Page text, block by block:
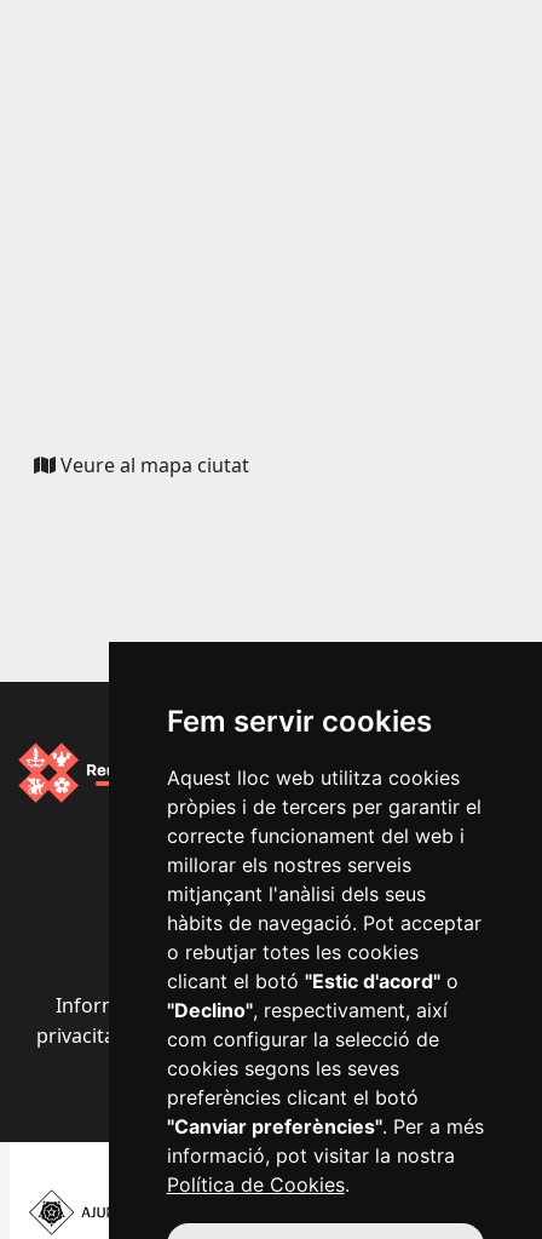
Fem servir cookies
Aquest lloc web utilitza cookies
pròpies i de tercers per garantir el
correcte funcionament del web i
millorar els nostres serveis
mitjançant l'anàlisi dels seus
hàbits de navegació. Pot acceptar
o rebutjar totes les cookies
clicant el botó "Estic d'acord"o
"Declino", respectivament, així
com configurar la selecció de
cookies segons les seves
preferències clicant el botó
"Canviar preferències". Per a més
informació, pot visitar la nostra
Política de Cookies.
Veure al mapa ciutat
Segueix-nos a les xarxes socials
Informació bàsica RGPD·Avís legal·Política de
privacitat
Política de cookies·Accessibilitat
web·Configurar cookies
Plaça del Mercadal ·